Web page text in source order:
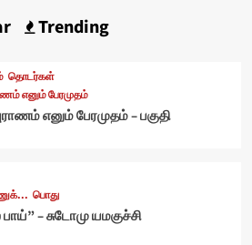
Trending
தொடர்கள்
எனும் பேரமுதம்
எனும் பேரமுதம் – பகுதி
பொது
பாய்” – சுடோமு யமகுச்சி